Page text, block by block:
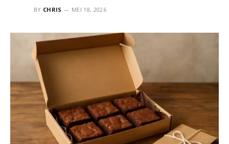
BY CHRIS MEI 18, 2026